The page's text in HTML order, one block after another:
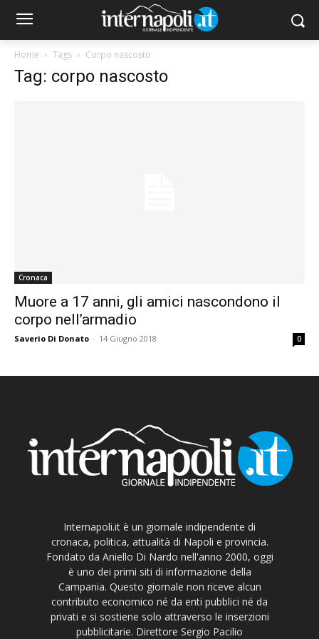
Home Tags Corpo nascosto
Tag: corpo nascosto
Cronaca
Muore a 17 anni, gli amici nascondono il
corpo nell’armadio
Saverio Di Donato - 14 Giugno 2018 0
Internapoli.it è un giornale indipendente di
cronaca, politica, attualità di Napoli e provincia.
Fondato da Aniello Di Nardo nell'anno 2000, oggi
è uno dei primi siti di informazione della
Campania. Questo giornale non riceve alcun
contributo economico né da enti pubblici né da
privati e si sostiene solo attraverso le inserzioni
pubblicitarie. Direttore Sergio Pacilio